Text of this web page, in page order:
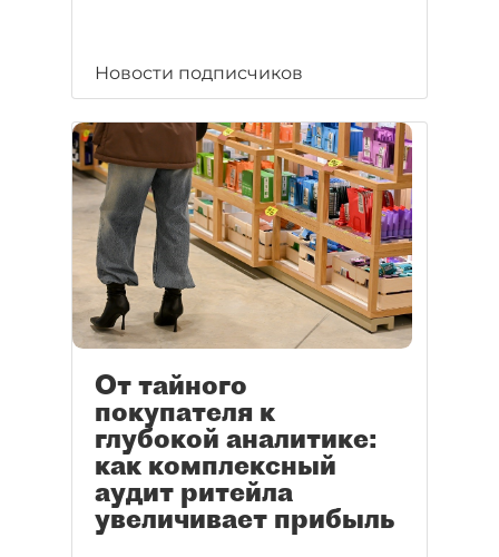
Новости подписчиков
От тайного
покупателя к
глубокой аналитике:
как комплексный
аудит ритейла
увеличивает прибыль